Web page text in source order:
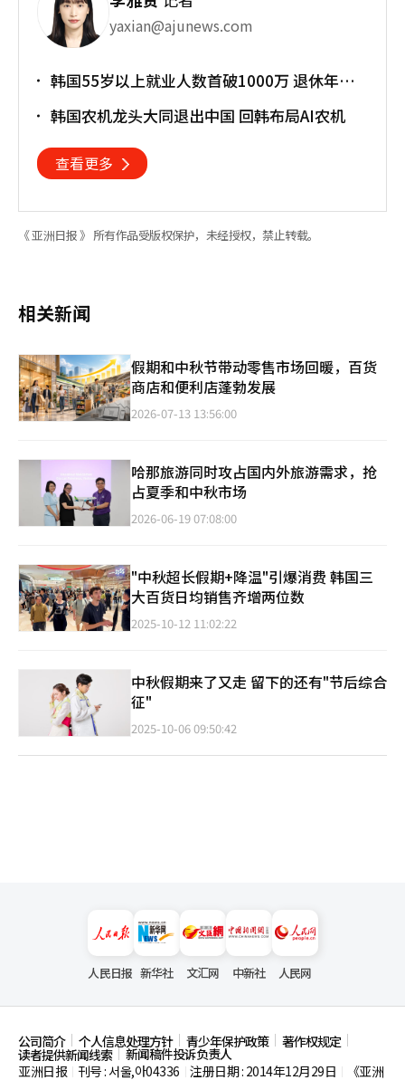
yaxian@ajunews.com
韩国55岁以上就业人数首破1000万 退休年龄
韩国农机龙头大同退出中国 回韩布局AI农机
查看更多
《 亚洲日报 》 所有作品受版权保护，未经授权，禁止转载。
相关新闻
假期和中秋节带动零售市场回暖，百货
商店和便利店蓬勃发展
2026-07-13 13:56:00
哈那旅游同时攻占国内外旅游需求，抢
占夏季和中秋市场
2026-06-19 07:08:00
"中秋超长假期+降温"引爆消费 韩国三
大百货日均销售齐增两位数
2025-10-12 11:02:22
中秋假期来了又走 留下的还有"节后综合
征"
2025-10-06 09:50:42
人民日报 新华社 文汇网 中新社 人民网
公司简介 个人信息处理方针 青少年保护政策 著作权规定
读者提供新闻线索
新闻稿件投诉负责人
亚洲日报
刊号 : 서울,아04336 注册日期 : 2014年12月29日 《亚洲